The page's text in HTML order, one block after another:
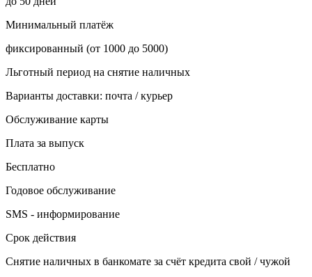
Минимальный платёж
фиксированный (от 1000 до 5000)
Льготный период на снятие наличных
Варианты доставки: почта / курьер
Обслуживание карты
Плата за выпуск
Бесплатно
Годовое обслуживание
SMS - информирование
Срок действия
Снятие наличных в банкомате за счёт кредита свой / чужой